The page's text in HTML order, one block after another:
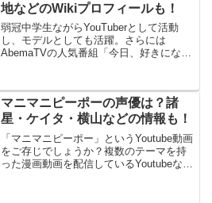
地などのWikiプロフィールも！
弱冠中学生ながらYouTuberとして活動
し、モデルとしても活躍。さらには
AbemaTVの人気番組「今日、好きになり
ですか？もともと「めるぷち」という小
中高生のメンバーが出演するYouTubeバ
ラエティ番組で人気を博していた彼女。
中学を卒業とともに「めるぷち」も卒業
されたのですが、一層活躍の場を広げる
彼女のプロフィールに今回は迫ってみた
いと思います！
マニマニピーポーの声優は？諸
星・ケイタ・横山などの情報も！
「マニマニピーポー」というYoutube動画
をご存じでしょうか？複数のテーマを持
った漫画動画を配信しているYoutubeなん